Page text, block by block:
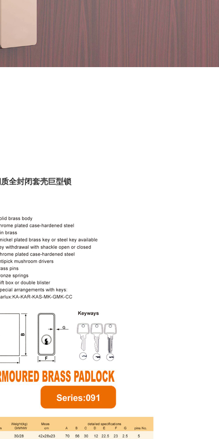
全封闭套壳巨型锁